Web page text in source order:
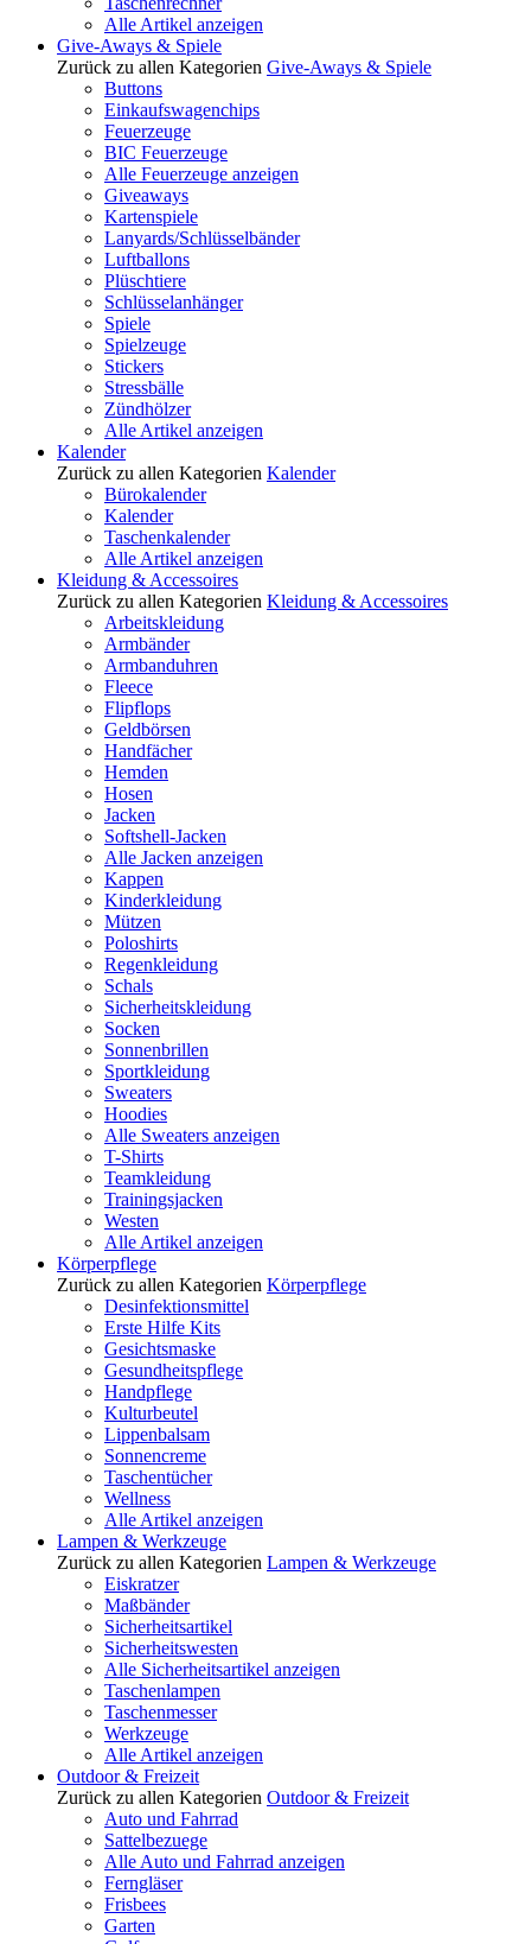
Alle Artikel anzeigen
Give-Aways & Spiele
Zurück zu allen Kategorien Give-Aways & Spiele
Buttons
Einkaufswagenchips
Feuerzeuge
BIC Feuerzeuge
Alle Feuerzeuge anzeigen
Giveaways
Kartenspiele
Lanyards/Schlüsselbänder
Luftballons
Plüschtiere
Schlüsselanhänger
Spiele
Spielzeuge
Stickers
Stressbälle
Zündhölzer
Alle Artikel anzeigen
Kalender
Zurück zu allen Kategorien Kalender
Bürokalender
Kalender
Taschenkalender
Alle Artikel anzeigen
Kleidung & Accessoires
Zurück zu allen Kategorien Kleidung & Accessoires
Arbeitskleidung
Armbänder
Armbanduhren
Fleece
Flipflops
Geldbörsen
Handfächer
Hemden
Hosen
Jacken
Softshell-Jacken
Alle Jacken anzeigen
Kappen
Kinderkleidung
Mützen
Poloshirts
Regenkleidung
Schals
Sicherheitskleidung
Socken
Sonnenbrillen
Sportkleidung
Sweaters
Hoodies
Alle Sweaters anzeigen
T-Shirts
Teamkleidung
Trainingsjacken
Westen
Alle Artikel anzeigen
Körperpflege
Zurück zu allen Kategorien Körperpflege
Desinfektionsmittel
Erste Hilfe Kits
Gesichtsmaske
Gesundheitspflege
Handpflege
Kulturbeutel
Lippenbalsam
Sonnencreme
Taschentücher
Wellness
Alle Artikel anzeigen
Lampen & Werkzeuge
Zurück zu allen Kategorien Lampen & Werkzeuge
Eiskratzer
Maßbänder
Sicherheitsartikel
Sicherheitswesten
Alle Sicherheitsartikel anzeigen
Taschenlampen
Taschenmesser
Werkzeuge
Alle Artikel anzeigen
Outdoor & Freizeit
Zurück zu allen Kategorien Outdoor & Freizeit
Auto und Fahrrad
Sattelbezuege
Alle Auto und Fahrrad anzeigen
Ferngläser
Frisbees
Garten